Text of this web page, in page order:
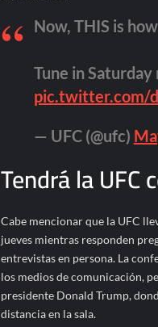
Now, THIS is
Tune in
pic.twitter.com/
— UFC (@ufc)
Tendrá la
Cabe mencionar que la UFC
jueves mientras responden
entrevistas en persona. La
los medios de comunicación,
presidente Donald Trump,
distancia en la sala.